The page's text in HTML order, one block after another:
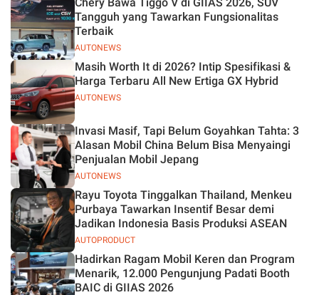
Jelas
AUTONEWS
Tangguh yang Tawarkan Fungsionalitas
Terbaik
AUTONEWS
Masih Worth It di 2026? Intip Spesifikasi &
Harga Terbaru All New Ertiga GX Hybrid
AUTONEWS
Invasi Masif, Tapi Belum Goyahkan Tahta: 3
Alasan Mobil China Belum Bisa Menyaingi
Penjualan Mobil Jepang
AUTOPRODUCT
Rayu Toyota Tinggalkan Thailand, Menkeu
Purbaya Tawarkan Insentif Besar demi
Jadikan Indonesia Basis Produksi ASEAN
Hadirkan Ragam Mobil Keren dan Program
Menarik, 12.000 Pengunjung Padati Booth
BAIC di GIIAS 2026